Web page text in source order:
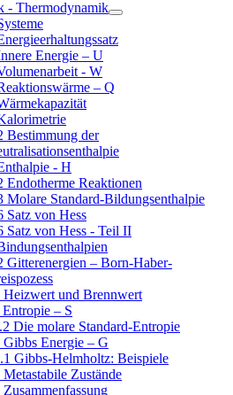
- Thermodynamik
Energie – U
- W
– Q
Bestimmung der
- H
Endotherme Reaktionen
Molare Standard-Bildungsenthalpie
Satz von Hess
Satz von Hess - Teil II
Gitterenergien – Born-Haber-
Heizwert und Brennwert
Entropie – S
Die molare Standard-Entropie
Gibbs Energie – G
Gibbs-Helmholtz: Beispiele
Metastabile Zustände
Zusammenfassung